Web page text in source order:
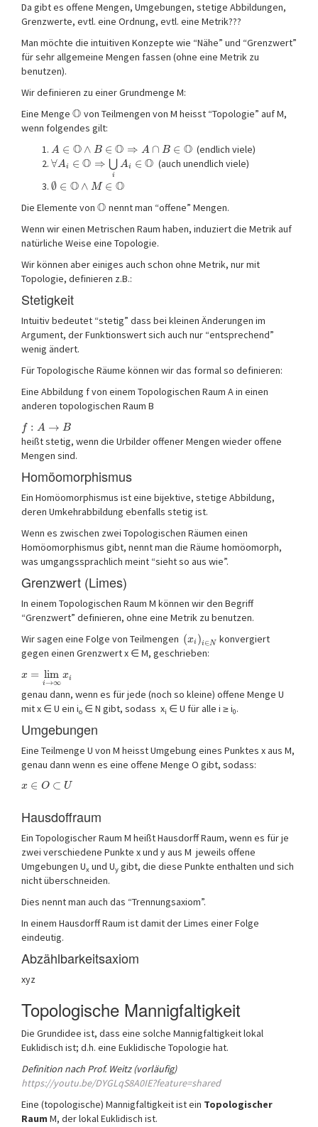
Da gibt es offene Mengen, Umgebungen, stetige Abbildungen,
Grenzwerte, evtl. eine Ordnung, evtl. eine Metrik???
Man möchte die intuitiven Konzepte wie “Nähe” und “Grenzwert”
für sehr allgemeine Mengen fassen (ohne eine Metrik zu
benutzen).
Wir definieren zu einer Grundmenge M:
Eine Menge O von Teilmengen von M heisst “Topologie” auf M,
wenn folgendes gilt:
A ∈ O ∧ B ∈ O ⇒ A ∩ B ∈ O (endlich viele)
∀Ai ∈ O ⇒ ⋃
i
Ai ∈ O (auch unendlich viele)
∅ ∈ O ∧ M ∈ O
Die Elemente von O nennt man “offene” Mengen.
Wenn wir einen Metrischen Raum haben, induziert die Metrik auf
natürliche Weise eine Topologie.
Wir können aber einiges auch schon ohne Metrik, nur mit
Topologie, definieren z.B.:
Stetigkeit
Intuitiv bedeutet “stetig” dass bei kleinen Änderungen im
Argument, der Funktionswert sich auch nur “entsprechend”
wenig ändert.
Für Topologische Räume können wir das formal so definieren:
Eine Abbildung f von einem Topologischen Raum A in einen
anderen topologischen Raum B
f : A → B
heißt stetig, wenn die Urbilder offener Mengen wieder offene
Mengen sind.
Homöomorphismus
Ein Homöomorphismus ist eine bijektive, stetige Abbildung,
deren Umkehrabbildung ebenfalls stetig ist.
Wenn es zwischen zwei Topologischen Räumen einen
Homöomorphismus gibt, nennt man die Räume homöomorph,
was umgangssprachlich meint “sieht so aus wie”.
Grenzwert (Limes)
In einem Topologischen Raum M können wir den Begriff
“Grenzwert” definieren, ohne eine Metrik zu benutzen.
Wir sagen eine Folge von Teilmengen (xi )i∈N konvergiert
gegen einen Grenzwert x ∈ M, geschrieben:
x = lim
i→∞
xi
genau dann, wenn es für jede (noch so kleine) offene Menge U
mit x ∈ U ein io ∈ N gibt, sodass xi ∈ U für alle i ≥ i0.
Umgebungen
Eine Teilmenge U von M heisst Umgebung eines Punktes x aus M,
genau dann wenn es eine offene Menge O gibt, sodass:
x ∈ O ⊂ U
Hausdoffraum
Ein Topologischer Raum M heißt Hausdorff Raum, wenn es für je
zwei verschiedene Punkte x und y aus M jeweils offene
Umgebungen Ux und Uy gibt, die diese Punkte enthalten und sich
nicht überschneiden.
Dies nennt man auch das “Trennungsaxiom”.
In einem Hausdorff Raum ist damit der Limes einer Folge
eindeutig.
Abzählbarkeitsaxiom
xyz
Topologische Mannigfaltigkeit
Die Grundidee ist, dass eine solche Mannigfaltigkeit lokal
Euklidisch ist; d.h. eine Euklidische Topologie hat.
Definition nach Prof. Weitz (vorläufig)
https://youtu.be/DYGLqS8A0IE?feature=shared
Eine (topologische) Mannigfaltigkeit ist ein Topologischer
Raum M, der lokal Euklidisch ist.